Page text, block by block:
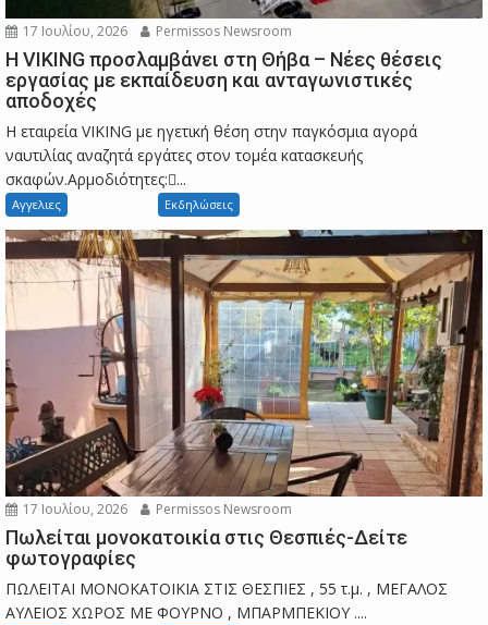
17 Ιουλίου, 2026 Permissos Newsroom
Η VIKING προσλαμβάνει στη Θήβα – Νέες θέσεις
εργασίας με εκπαίδευση και ανταγωνιστικές
αποδοχές
Η εταιρεία VIKING με ηγετική θέση στην παγκόσμια αγορά
ναυτιλίας αναζητά εργάτες στον τομέα κατασκευής
σκαφών.Αρμοδιότητες:...
Αγγελιες Εκδηλώσεις
17 Ιουλίου, 2026 Permissos Newsroom
Πωλείται μονοκατοικία στις Θεσπιές-Δείτε
φωτογραφίες
ΠΩΛΕΙΤΑΙ ΜΟΝΟΚΑΤΟΙΚΙΑ ΣΤΙΣ ΘΕΣΠΙΕΣ , 55 τ.μ. , ΜΕΓΑΛΟΣ
ΑΥΛΕΙΟΣ ΧΩΡΟΣ ΜΕ ΦΟΥΡΝΟ , ΜΠΑΡΜΠΕΚΙΟΥ ....